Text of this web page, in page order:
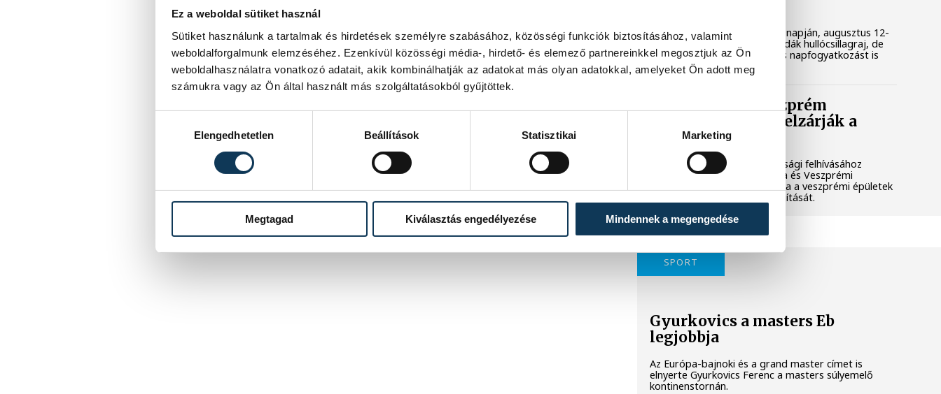
Ez a weboldal sütiket használ
Sütiket használunk a tartalmak és hirdetések személyre szabásához, közösségi funkciók biztosításához, valamint
weboldalforgalmunk elemzéséhez. Ezenkívül közösségi média-, hirdető- és elemező partnereinkkel megosztjuk az Ön
weboldalhasználatra vonatkozó adatait, akik kombinálhatják az adatokat más olyan adatokkal, amelyeket Ön adott meg
számukra vagy az Ön által használt más szolgáltatásokból gyűjtöttek.
Elengedhetetlen
Beállítások Statisztikai Marketing
Megtagad Kiválasztás engedélyezése Mindennek a megengedése
Az év legsűrűbb csillagászati napján, augusztus 12-
én éjjel tetőzik majd a Perseidák hullócsillagraj, de
ugyanezen a napon részleges napfogyatkozást is
meg lehet majd figyelni.
Lekapcsolják Veszprém
díszkivilágítását, elzárják a
szökőkutakat
A kormány energiatakarékossági felhívásához
csatlakozva Veszprém városa és Veszprémi
Főegyházmegye is lekapcsolta a veszprémi épületek
és nevezetességek díszkivilágítását.
SPORT
Gyurkovics a masters Eb
legjobbja
Az Európa-bajnoki és a grand master címet is
elnyerte Gyurkovics Ferenc a masters súlyemelő
kontinenstornán.